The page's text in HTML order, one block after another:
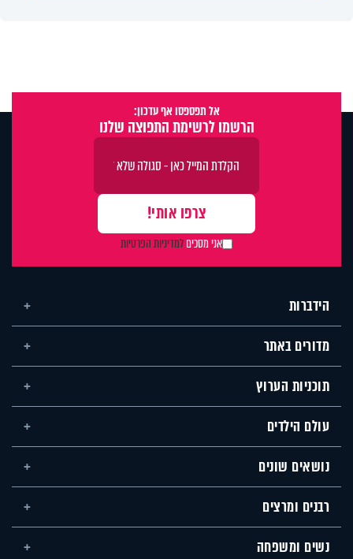
אל תפספסו אף עדכון:
הרשמו לרשימת התפוצה שלנו
אני מסכיםלמדיניות הפרטיות
הידברות
מדורים באתר
תוכניות הערוץ
עולם הילדים
נושאים שונים
רבנים ומרצים
נשים ומשפחה